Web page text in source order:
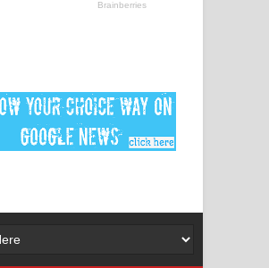
මනමාල කතා ගීතයේ පද පෙළ
Dai Dai Lyrics - Shakira, Burna Boy |
අම්මා ගීතයේ පද පෙළ